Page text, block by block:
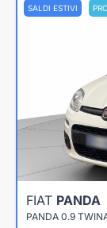
SALDI ESTIVI
FIAT PANDA
PANDA 0.9